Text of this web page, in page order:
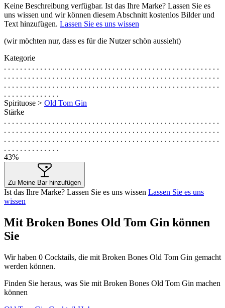
Keine Beschreibung verfügbar. Ist das Ihre Marke? Lassen Sie es
uns wissen und wir können diesem Abschnitt kostenlos Bilder und
Text hinzufügen. Lassen Sie es uns wissen
(wir möchten nur, dass es für die Nutzer schön aussieht)
Kategorie
. . . . . . . . . . . . . . . . . . . . . . . . . . . . . . . . . . . . . . . . . . . . . . . . . . . . . .
. . . . . . . . . . . . . . . . . . . . . . . . . . . . . . . . . . . . . . . . . . . . . . . . . . . . . .
. . . . . . . . . . . . . . . . . . . . . . . . . . . . . . . . . . . . . . . . . . . . . . . . . . . . . .
. . . . . . . . . . . . . .
Spirituose > Old Tom Gin
Stärke
. . . . . . . . . . . . . . . . . . . . . . . . . . . . . . . . . . . . . . . . . . . . . . . . . . . . . .
. . . . . . . . . . . . . . . . . . . . . . . . . . . . . . . . . . . . . . . . . . . . . . . . . . . . . .
. . . . . . . . . . . . . . . . . . . . . . . . . . . . . . . . . . . . . . . . . . . . . . . . . . . . . .
. . . . . . . . . . . . . .
43%
Zu Meine Bar hinzufügen
Ist das Ihre Marke? Lassen Sie es uns wissen Lassen Sie es uns
wissen
Mit Broken Bones Old Tom Gin können
Sie
Wir haben 0 Cocktails, die mit Broken Bones Old Tom Gin gemacht
werden können.
Finden Sie heraus, was Sie mit Broken Bones Old Tom Gin machen
können